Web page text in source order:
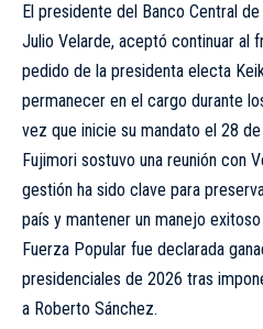
El presidente del Banco Central
Julio Velarde, aceptó continuar al
pedido de la presidenta electa
permanecer en el cargo durante
vez que inicie su mandato el 28 de
Fujimori sostuvo una reunión con
gestión ha sido clave para
país y mantener un manejo
Fuerza Popular fue declarada
presidenciales de 2026 tras
a Roberto Sánchez.